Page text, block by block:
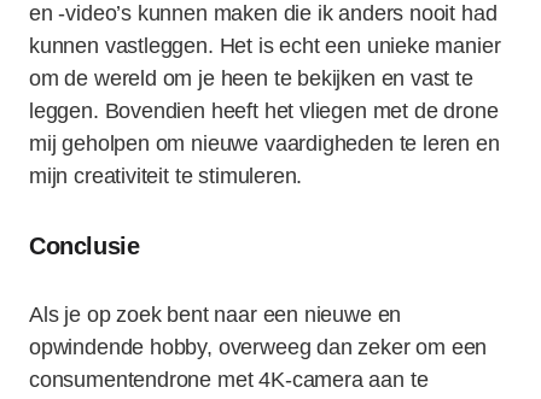
en -video’s kunnen maken die ik anders nooit had
kunnen vastleggen. Het is echt een unieke manier
om de wereld om je heen te bekijken en vast te
leggen. Bovendien heeft het vliegen met de drone
mij geholpen om nieuwe vaardigheden te leren en
mijn creativiteit te stimuleren.
Conclusie
Als je op zoek bent naar een nieuwe en
opwindende hobby, overweeg dan zeker om een
consumentendrone met 4K-camera aan te